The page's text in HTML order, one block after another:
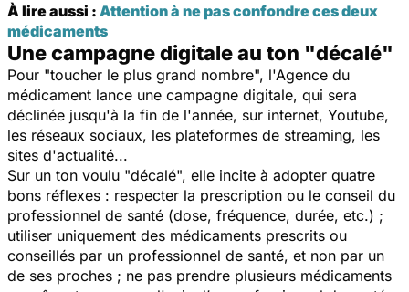
À lire aussi : Attention à ne pas confondre ces deux
médicaments
Une campagne digitale au ton "décalé"
Pour "toucher le plus grand nombre", l'Agence du
médicament lance une campagne digitale, qui sera
déclinée jusqu'à la fin de l'année, sur internet, Youtube,
les réseaux sociaux, les plateformes de streaming, les
sites d'actualité...
Sur un ton voulu "décalé", elle incite à adopter quatre
bons réflexes : respecter la prescription ou le conseil du
professionnel de santé (dose, fréquence, durée, etc.) ;
utiliser uniquement des médicaments prescrits ou
conseillés par un professionnel de santé, et non par un
de ses proches ; ne pas prendre plusieurs médicaments